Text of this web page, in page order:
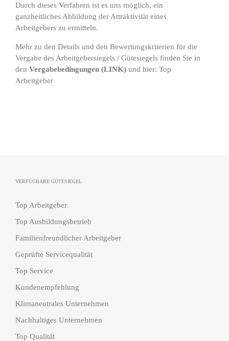
Durch dieses Verfahren ist es uns möglich, ein
ganzheitliches Abbildung der Attraktivität eines
Arbeitgebers zu ermitteln.
Mehr zu den Details und den Bewertungskriterien für die
Vergabe des Arbeitgebersiegels / Gütesiegels finden Sie in
den Vergabebedingungen (LINK) und hier: Top
Arbeitgeber
VERFÜGBARE GÜTESIEGEL
Top Arbeitgeber
Top Ausbildungsbetrieb
Familienfreundlicher Arbeitgeber
Geprüfte Servicequalität
Top Service
Kundenempfehlung
Klimaneutrales Unternehmen
Nachhaltiges Unternehmen
Top Qualität